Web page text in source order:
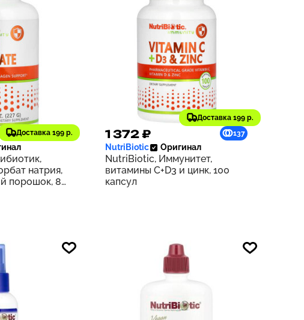
Доставка 199 р.
149
натрия,
порошок, 8
Доставка 199 р.
1 372 ₽ 137
NutriBiotic Оригинал
NutriBiotic, Иммунитет,
витамины C+D3 и цинк, 100
капсул